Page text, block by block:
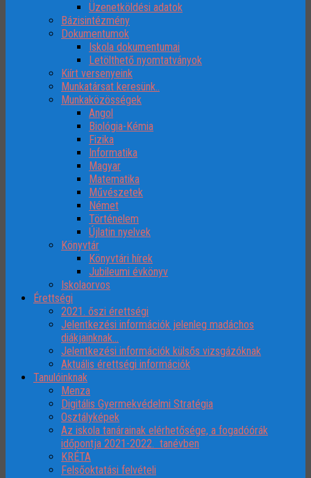
Üzenetköldési adatok
Bázisintézmény
Dokumentumok
Iskola dokumentumai
Letölthető nyomtatványok
Kiírt versenyeink
Munkatársat keresünk..
Munkaközösségek
Angol
Biológia-Kémia
Fizika
Informatika
Magyar
Matematika
Művészetek
Német
Történelem
Újlatin nyelvek
Könyvtár
Könyvtári hírek
Jubileumi évkönyv
Iskolaorvos
Érettségi
2021. őszi érettségi
Jelentkezési információk jelenleg madáchos
diákjainknak…
Jelentkezési információk külsős vizsgázóknak
Aktuális érettségi információk
Tanulóinknak
Menza
Digitális Gyermekvédelmi Stratégia
Osztályképek
Az iskola tanárainak elérhetősége, a fogadóórák
időpontja 2021-2022. tanévben
KRÉTA
Felsőoktatási felvételi